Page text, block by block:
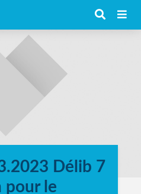
Délib 7
pour le